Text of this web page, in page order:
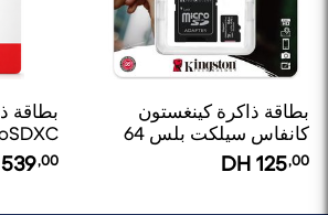
بطاقة ذاكرة كينغستون
كانفاس سيلكت بلس 64
جيجابايت مايكرو إس دي
إكس سي يو إتش إس -
125,00
539,00